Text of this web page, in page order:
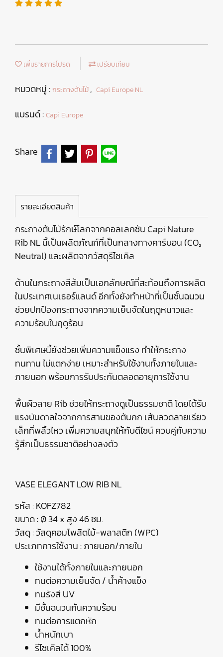
เพิ่มรายการโปรด เปรียบเทียบ
หมวดหมู่ :กระถางต้นไม้, Capi Europe NL
แบรนด์ :Capi Europe
Share
รายละเอียดสินค้า
กระถางต้นไม้รักษ์โลกจากคอลเลกชัน Capi Nature
Rib NL นี้เป็นผลิตภัณฑ์ที่เป็นกลางทางคาร์บอน (CO₂
Neutral) และผลิตจากวัสดุรีไซเคิล
ด้านในกระถางสีส้มเป็นเอกลักษณ์ที่สะท้อนถึงการผลิต
ในประเทศเนเธอร์แลนด์ อีกทั้งยังทำหน้าที่เป็นชั้นฉนวน
ช่วยปกป้องกระถางจากความเย็นจัดในฤดูหนาวและ
ความร้อนในฤดูร้อน
ชั้นพิเศษนี้ยังช่วยเพิ่มความแข็งแรง ทำให้กระถาง
ทนทาน ไม่แตกง่าย เหมาะสำหรับใช้งานทั้งภายในและ
ภายนอก พร้อมการรับประกันตลอดอายุการใช้งาน
พื้นผิวลาย Rib ช่วยให้กระถางดูเป็นธรรมชาติ โดยได้รับ
แรงบันดาลใจจากการสานของต้นกก เส้นลวดลายเรียว
เล็กที่พลิ้วไหว เพิ่มความสนุกให้กับดีไซน์ ควบคู่กับความ
รู้สึกเป็นธรรมชาติอย่างลงตัว
VASE ELEGANT LOW RIB NL
รหัส : KOFZ782
ขนาด : Ø 34 x สูง 46 ซม.
วัสดุ : วัสดุคอมโพสิตไม้-พลาสติก (WPC)
ประเภทการใช้งาน : ภายนอก/ภายใน
ใช้งานได้ทั้งภายในและภายนอก
ทนต่อความเย็นจัด / น้ำค้างแข็ง
ทนรังสี UV
มีชั้นฉนวนกันความร้อน
ทนต่อการแตกหัก
น้ำหนักเบา
รีไซเคิลได้ 100%